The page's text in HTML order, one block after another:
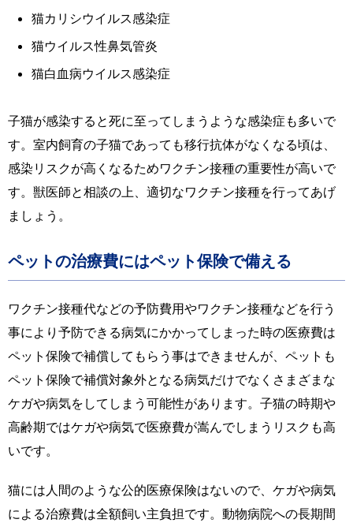
猫カリシウイルス感染症
猫ウイルス性鼻気管炎
猫白血病ウイルス感染症
子猫が感染すると死に至ってしまうような感染症も多いで
す。室内飼育の子猫であっても移行抗体がなくなる頃は、
感染リスクが高くなるためワクチン接種の重要性が高いで
す。獣医師と相談の上、適切なワクチン接種を行ってあげ
ましょう。
ペットの治療費にはペット保険で備える
ワクチン接種代などの予防費用やワクチン接種などを行う
事により予防できる病気にかかってしまった時の医療費は
ペット保険で補償してもらう事はできませんが、ペットも
ペット保険で補償対象外となる病気だけでなくさまざまな
ケガや病気をしてしまう可能性があります。子猫の時期や
高齢期ではケガや病気で医療費が嵩んでしまうリスクも高
いです。
猫には人間のような公的医療保険はないので、ケガや病気
による治療費は全額飼い主負担です。動物病院への長期間